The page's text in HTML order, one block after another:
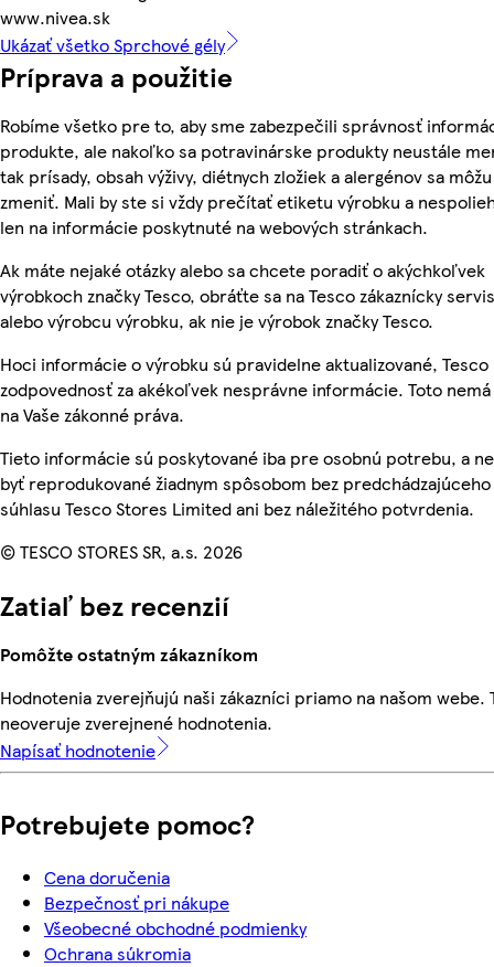
www.nivea.sk
Ukázať všetko Sprchové gély
Príprava a použitie
Robíme všetko pre to, aby sme zabezpečili správnosť
produkte, ale nakoľko sa potravinárske produkty neustále
tak prísady, obsah výživy, diétnych zložiek a alergénov sa môžu
zmeniť. Mali by ste si vždy prečítať etiketu výrobku a
len na informácie poskytnuté na webových stránkach.
Ak máte nejaké otázky alebo sa chcete poradiť o akýchkoľvek
výrobkoch značky Tesco, obráťte sa na Tesco zákaznícky
alebo výrobcu výrobku, ak nie je výrobok značky Tesco.
Hoci informácie o výrobku sú pravidelne aktualizované, Tesco
zodpovednosť za akékoľvek nesprávne informácie. Toto
na Vaše zákonné práva.
Tieto informácie sú poskytované iba pre osobnú potrebu, a
byť reprodukované žiadnym spôsobom bez predchádzajúceho
súhlasu Tesco Stores Limited ani bez náležitého potvrdenia.
© TESCO STORES SR, a.s. 2026
Zatiaľ bez recenzií
Pomôžte ostatným zákazníkom
Hodnotenia zverejňujú naši zákazníci priamo na našom webe.
neoveruje zverejnené hodnotenia.
Napísať hodnotenie
Potrebujete pomoc?
Cena doručenia
Bezpečnosť pri nákupe
Všeobecné obchodné podmienky
Ochrana súkromia